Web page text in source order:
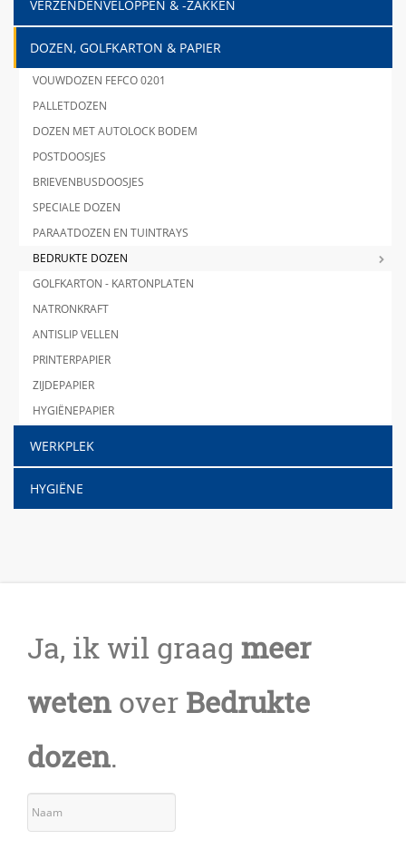
VERZENDENVELOPPEN & -ZAKKEN
DOZEN, GOLFKARTON & PAPIER
VOUWDOZEN FEFCO 0201
PALLETDOZEN
DOZEN MET AUTOLOCK BODEM
POSTDOOSJES
BRIEVENBUSDOOSJES
SPECIALE DOZEN
PARAATDOZEN EN TUINTRAYS
BEDRUKTE DOZEN
GOLFKARTON - KARTONPLATEN
NATRONKRAFT
ANTISLIP VELLEN
PRINTERPAPIER
ZIJDEPAPIER
HYGIËNEPAPIER
WERKPLEK
HYGIËNE
Ja, ik wil graag meer
weten over Bedrukte
dozen.